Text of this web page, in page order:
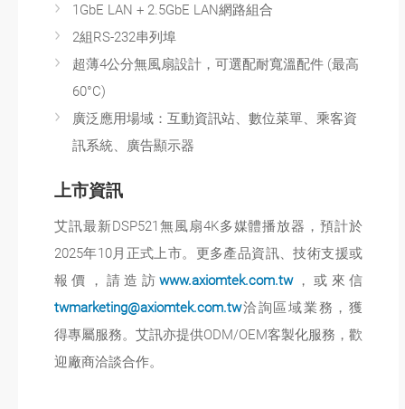
1GbE LAN + 2.5GbE LAN網路組合
2組RS-232串列埠
超薄4公分無風扇設計，可選配耐寬溫配件 (最高
60°C)
廣泛應用場域：互動資訊站、數位菜單、乘客資
訊系統、廣告顯示器
上市資訊
艾訊最新DSP521無風扇4K多媒體播放器，預計於
2025年10月正式上市。更多產品資訊、技術支援或
報價，請造訪 www.axiomtek.com.tw，或來信
twmarketing@axiomtek.com.tw洽詢區域業務，獲
得專屬服務。艾訊亦提供ODM/OEM客製化服務，歡
迎廠商洽談合作。